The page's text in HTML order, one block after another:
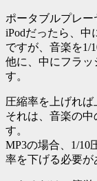
ポータブルプレ
iPodだったら、
ですが、音楽を1/
他に、中にフラ
す。
圧縮率を上げれ
それは、音楽の
す。
MP3の場合、1/10
率を下げる必要が